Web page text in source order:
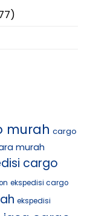
murah cargo
murah
cargo
ekspedisi cargo
ekspedisi